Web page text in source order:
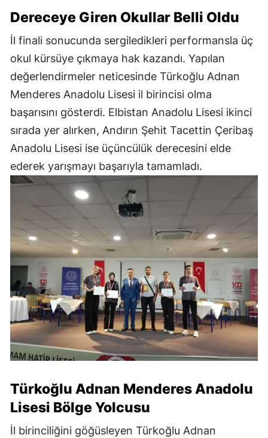
Dereceye Giren Okullar Belli Oldu
İl finali sonucunda sergiledikleri performansla üç
okul kürsüye çıkmaya hak kazandı. Yapılan
değerlendirmeler neticesinde Türkoğlu Adnan
Menderes Anadolu Lisesi il birincisi olma
başarısını gösterdi. Elbistan Anadolu Lisesi ikinci
sırada yer alırken, Andırın Şehit Tacettin Çeribaş
Anadolu Lisesi ise üçüncülük derecesini elde
ederek yarışmayı başarıyla tamamladı.
Türkoğlu Adnan Menderes Anadolu
Lisesi Bölge Yolcusu
İl birinciliğini göğüsleyen Türkoğlu Adnan